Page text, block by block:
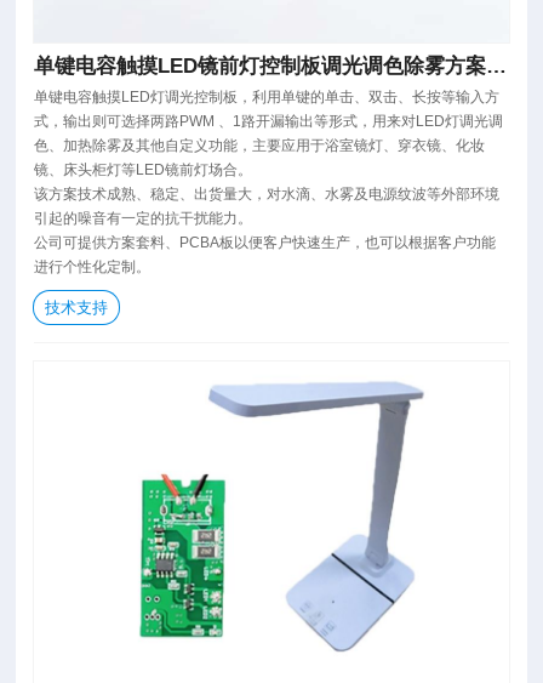
单键电容触摸LED镜前灯控制板调光调色除雾方案
PABA生产
单键电容触摸LED灯调光控制板，利用单键的单击、双击、长按等输入方
式，输出则可选择两路PWM 、1路开漏输出等形式，用来对LED灯调光调
色、加热除雾及其他自定义功能，主要应用于浴室镜灯、穿衣镜、化妆
镜、床头柜灯等LED镜前灯场合。
该方案技术成熟、稳定、出货量大，对水滴、水雾及电源纹波等外部环境
引起的噪音有一定的抗干扰能力。
公司可提供方案套料、PCBA板以便客户快速生产，也可以根据客户功能
进行个性化定制。
技术支持